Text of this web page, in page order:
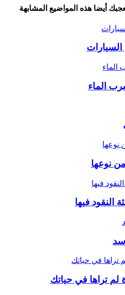
أيضا هذه المواضيع المشابهة
الماء
نوعها
النقود فيها
لم تراها في حياتك